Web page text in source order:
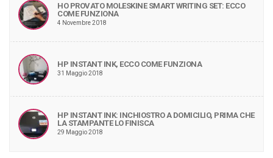
HO PROVATO MOLESKINE SMART WRITING SET: ECCO
COME FUNZIONA
4 Novembre 2018
HP INSTANT INK, ECCO COME FUNZIONA
31 Maggio 2018
HP INSTANT INK: INCHIOSTRO A DOMICILIO, PRIMA CHE
LA STAMPANTE LO FINISCA
29 Maggio 2018